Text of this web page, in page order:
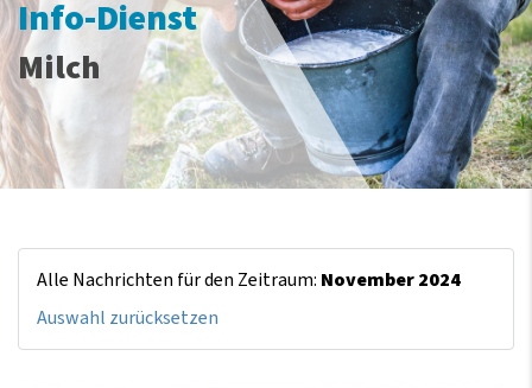
Info-Dienst
Milch
Alle Nachrichten für den Zeitraum: November 2024
Auswahl zurücksetzen